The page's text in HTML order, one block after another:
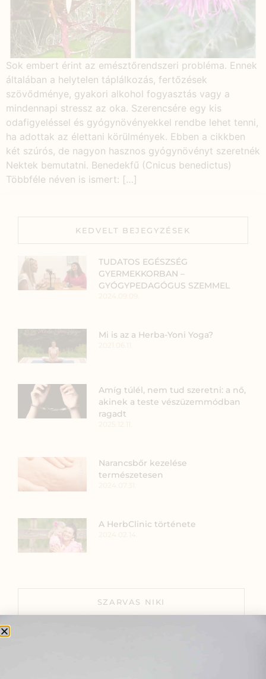
Sok embert érint az emésztőrendszeri probléma. Ennek
általában a helytelen táplálkozás, fertőzések
szövődménye, gyakori alkohol fogyasztás vagy a
mindennapi stressz az oka. Szerencsére egy kis
odafigyeléssel és gyógynövényekkel rendbe lehet tenni,
ha adottak az élettani körülmények. Ebben a cikkben
két szúrós, de nagyon hasznos gyógynövényt szeretnék
Nektek bemutatni. Benedekfű (Cnicus benedictus)
Többféle néven is ismert: […]
KEDVELT BEJEGYZÉSEK
TUDATOS EGÉSZSÉG
GYERMEKKORBAN –
GYÓGYPEDAGÓGUS SZEMMEL
Mi is az a Herba-Yoni Yoga?
Amíg túlél, nem tud szeretni: a nő,
akinek a teste vészüzemmódban
ragadt
Narancsbőr kezelése
természetesen
A HerbClinic története
SZARVAS NIKI